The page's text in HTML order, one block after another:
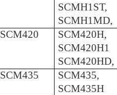
SCMH1ST,
SCMH1MD,
SCM420
SCM420H,
SCM420H1
SCM420HD,
SCM435
SCM435,
SCM435H